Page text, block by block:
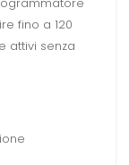
fino a 120
attivi senza